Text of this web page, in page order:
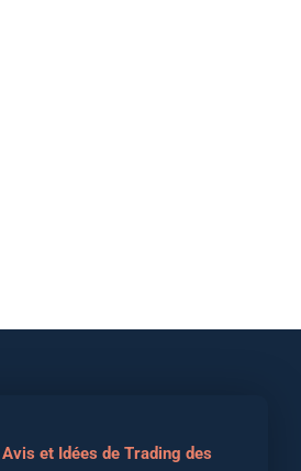
et Idées de Trading des